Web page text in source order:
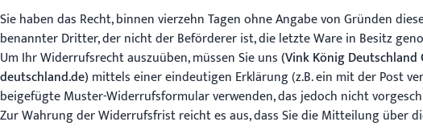
Sie haben das Recht, binnen vierzehn Tagen ohne Angabe von Gründen
benannter Dritter, der nicht der Beförderer ist, die letzte Ware in Besitz
Um Ihr Widerrufsrecht auszuüben, müssen Sie uns(Vink König
deutschland.de) mittels einer eindeutigen Erklärung (z.B. ein mit der Post
beigefügte Muster-Widerrufsformular verwenden, das jedoch nicht
Zur Wahrung der Widerrufsfrist reicht es aus, dass Sie die Mitteilung über